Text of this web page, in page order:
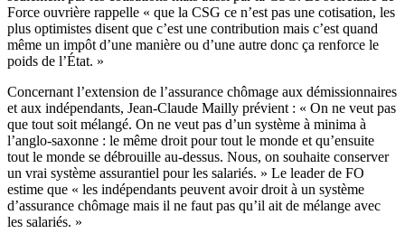
Force ouvrière rappelle « que la CSG ce n’est pas une cotisation, les
plus optimistes disent que c’est une contribution mais c’est quand
même un impôt d’une manière ou d’une autre donc ça renforce le
poids de l’État. »
Concernant l’extension de l’assurance chômage aux démissionnaires
et aux indépendants, Jean-Claude Mailly prévient : « On ne veut pas
que tout soit mélangé. On ne veut pas d’un système à minima à
l’anglo-saxonne : le même droit pour tout le monde et qu’ensuite
tout le monde se débrouille au-dessus. Nous, on souhaite conserver
un vrai système assurantiel pour les salariés. » Le leader de FO
estime que « les indépendants peuvent avoir droit à un système
d’assurance chômage mais il ne faut pas qu’il ait de mélange avec
les salariés. »